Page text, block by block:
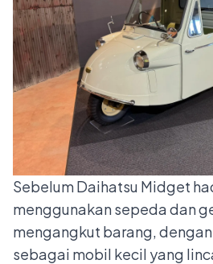
Sebelum Daihatsu Midget
menggunakan sepeda dan
mengangkut barang,
sebagai mobil kecil yang